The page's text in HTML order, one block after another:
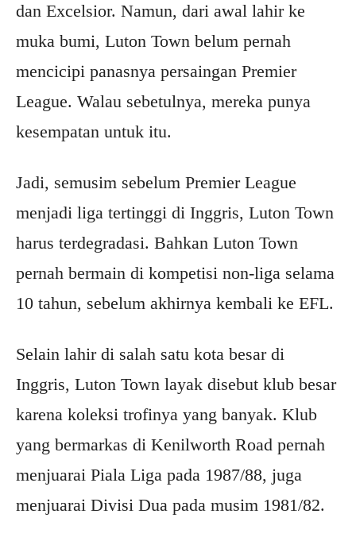
dan Excelsior. Namun, dari awal lahir ke
muka bumi, Luton Town belum pernah
mencicipi panasnya persaingan Premier
League. Walau sebetulnya, mereka punya
kesempatan untuk itu.
Jadi, semusim sebelum Premier League
menjadi liga tertinggi di Inggris, Luton Town
harus terdegradasi. Bahkan Luton Town
pernah bermain di kompetisi non-liga selama
10 tahun, sebelum akhirnya kembali ke EFL.
Selain lahir di salah satu kota besar di
Inggris, Luton Town layak disebut klub besar
karena koleksi trofinya yang banyak. Klub
yang bermarkas di Kenilworth Road pernah
menjuarai Piala Liga pada 1987/88, juga
menjuarai Divisi Dua pada musim 1981/82.